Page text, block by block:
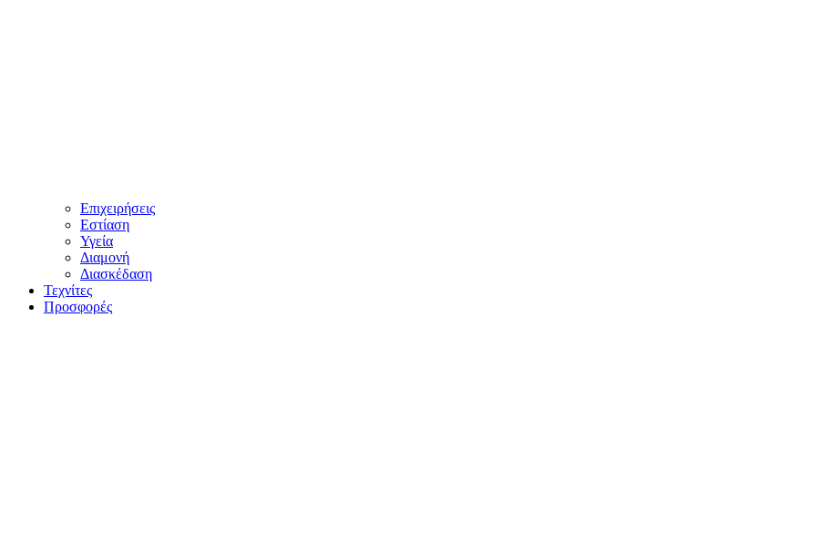
Επιχειρήσεις
Εστίαση
Υγεία
Διαμονή
Διασκέδαση
Τεχνίτες
Προσφορές